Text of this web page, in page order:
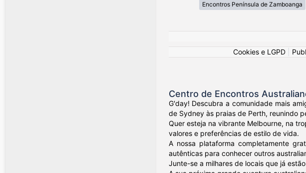
Encontros Península de Zamboanga
Cookies e LGPD
Centro de Encontros
G'day! Descubra a comunidade mais
de Sydney às praias de Perth, reunindo
Quer esteja na vibrante Melbourne, na
valores e preferências de estilo de vida.
A nossa plataforma completamente
autênticas para conhecer outros
Junte-se a milhares de locais que já